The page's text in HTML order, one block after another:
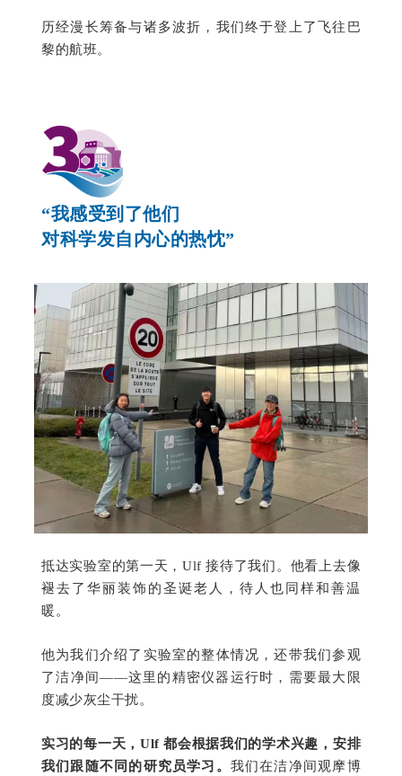
历经漫长筹备与诸多波折，我们终于登上了飞往巴
黎的航班。
“我感受到了他们
对科学发自内心的热忱”
抵达实验室的第一天，Ulf 接待了我们。他看上去像
褪去了华丽装饰的圣诞老人，待人也同样和善温
暖。
他为我们介绍了实验室的整体情况，还带我们参观
了洁净间——这里的精密仪器运行时，需要最大限
度减少灰尘干扰。
实习的每一天，Ulf 都会根据我们的学术兴趣，安排
我们跟随不同的研究员学习。 我们在洁净间观摩博